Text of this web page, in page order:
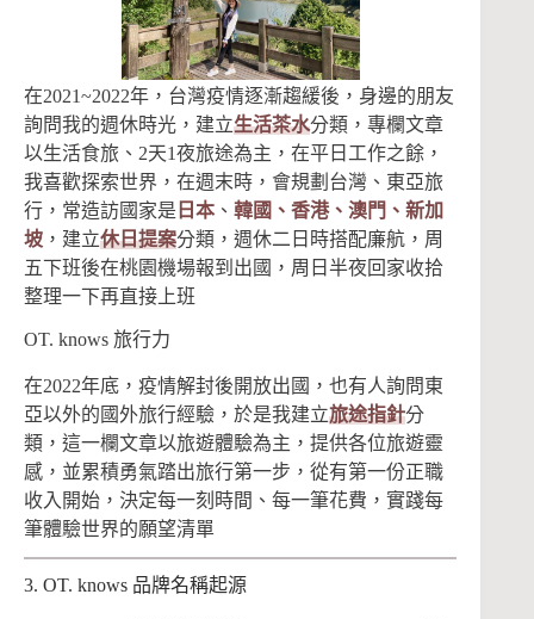
在2021~2022年，台灣疫情逐漸趨緩後，身邊的朋友
詢問我的週休時光，建立生活茶水分類，專欄文章
以生活食旅、2天1夜旅途為主，在平日工作之餘，
我喜歡探索世界，在週末時，會規劃台灣、東亞旅
行，常造訪國家是 日本 、 韓國、香港、澳門、新加
坡 ，建立休日提案分類，週休二日時搭配廉航，周
五下班後在桃園機場報到出國，周日半夜回家收拾
整理一下再直接上班
OT. knows 旅行力
在2022年底，疫情解封後開放出國，也有人詢問東
亞以外的國外旅行經驗，於是我建立旅途指針分
類，這一欄文章以旅遊體驗為主，提供各位旅遊靈
感，並累積勇氣踏出旅行第一步，從有第一份正職
收入開始，決定每一刻時間、每一筆花費，實踐每
筆體驗世界的願望清單
3. OT. knows 品牌名稱起源